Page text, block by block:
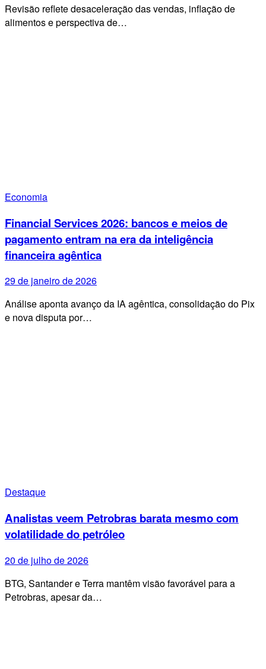
Revisão reflete desaceleração das vendas, inflação de
alimentos e perspectiva de…
Economia
Financial Services 2026: bancos e meios de
pagamento entram na era da inteligência
financeira agêntica
29 de janeiro de 2026
Análise aponta avanço da IA agêntica, consolidação do Pix
e nova disputa por…
Destaque
Analistas veem Petrobras barata mesmo com
volatilidade do petróleo
20 de julho de 2026
BTG, Santander e Terra mantêm visão favorável para a
Petrobras, apesar da…